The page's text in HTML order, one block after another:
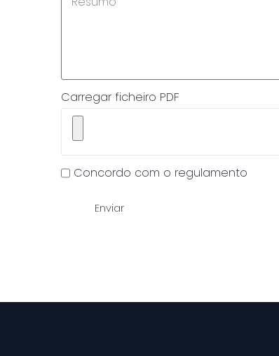
Carregar ficheiro PDF
Concordo com o regulamento
Enviar